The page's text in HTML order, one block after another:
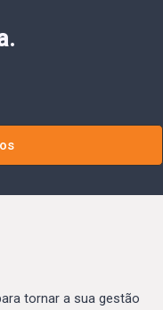
tornar a sua gestão